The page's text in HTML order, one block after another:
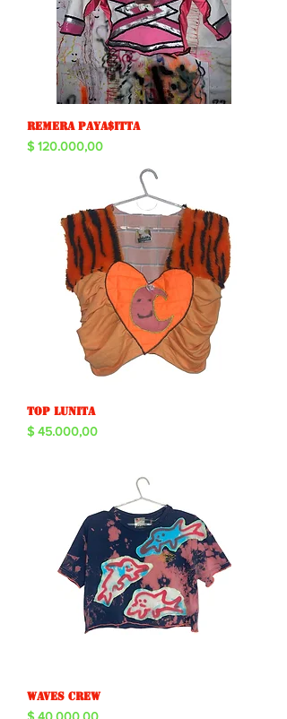
Remera paya$itta
Precio
$ 120.000,00
Top lunita
Precio
$ 45.000,00
Waves crew
Precio